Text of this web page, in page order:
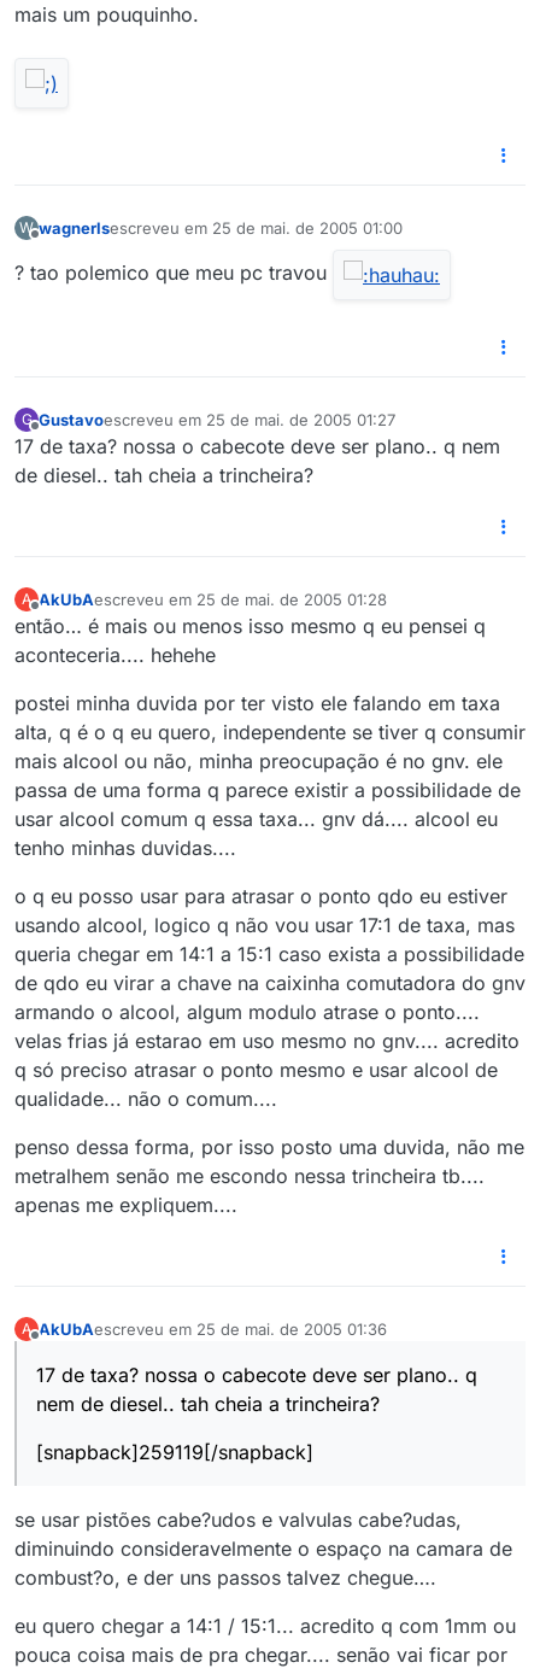
mais um pouquinho.
W wagnerlsescreveu em 25 de mai. de 2005 01:00
última edição por
? tao polemico que meu pc travou
G
Offline
Gustavoescreveu em 25 de mai. de 2005 01:27
última edição por
17 de taxa? nossa o cabecote deve ser plano.. q nem
de diesel.. tah cheia a trincheira?
A
Offline
AkUbAescreveu em 25 de mai. de 2005 01:28
última edição por
então… é mais ou menos isso mesmo q eu pensei q
aconteceria.... hehehe
postei minha duvida por ter visto ele falando em taxa
alta, q é o q eu quero, independente se tiver q consumir
mais alcool ou não, minha preocupação é no gnv. ele
passa de uma forma q parece existir a possibilidade de
usar alcool comum q essa taxa... gnv dá.... alcool eu
tenho minhas duvidas....
o q eu posso usar para atrasar o ponto qdo eu estiver
usando alcool, logico q não vou usar 17:1 de taxa, mas
queria chegar em 14:1 a 15:1 caso exista a possibilidade
de qdo eu virar a chave na caixinha comutadora do gnv
armando o alcool, algum modulo atrase o ponto....
velas frias já estarao em uso mesmo no gnv.... acredito
q só preciso atrasar o ponto mesmo e usar alcool de
qualidade... não o comum....
penso dessa forma, por isso posto uma duvida, não me
metralhem senão me escondo nessa trincheira tb....
apenas me expliquem....
A AkUbAescreveu em 25 de mai. de 2005 01:36
última edição por
17 de taxa? nossa o cabecote deve ser plano.. q
nem de diesel.. tah cheia a trincheira?
[snapback]259119[/snapback]
se usar pistões cabe?udos e valvulas cabe?udas,
diminuindo consideravelmente o espaço na camara de
combust?o, e der uns passos talvez chegue….
eu quero chegar a 14:1 / 15:1... acredito q com 1mm ou
pouca coisa mais de pra chegar.... senão vai ficar por